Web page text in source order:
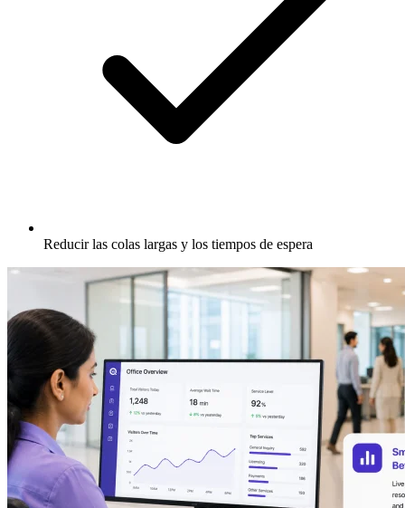
Reducir las colas largas y los tiempos de espera